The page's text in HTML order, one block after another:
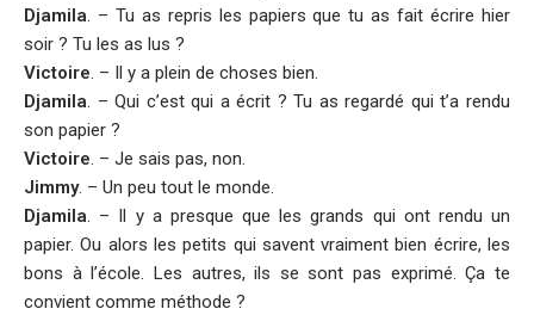
Djamila. – Tu as repris les papiers que tu as fait écrire hier
soir ? Tu les as lus ?
Victoire. – Il y a plein de choses bien.
Djamila. – Qui c’est qui a écrit ? Tu as regardé qui t’a rendu
son papier ?
Victoire. – Je sais pas, non.
Jimmy. – Un peu tout le monde.
Djamila. – Il y a presque que les grands qui ont rendu un
papier. Ou alors les petits qui savent vraiment bien écrire, les
bons à l’école. Les autres, ils se sont pas exprimé. Ça te
convient comme méthode ?